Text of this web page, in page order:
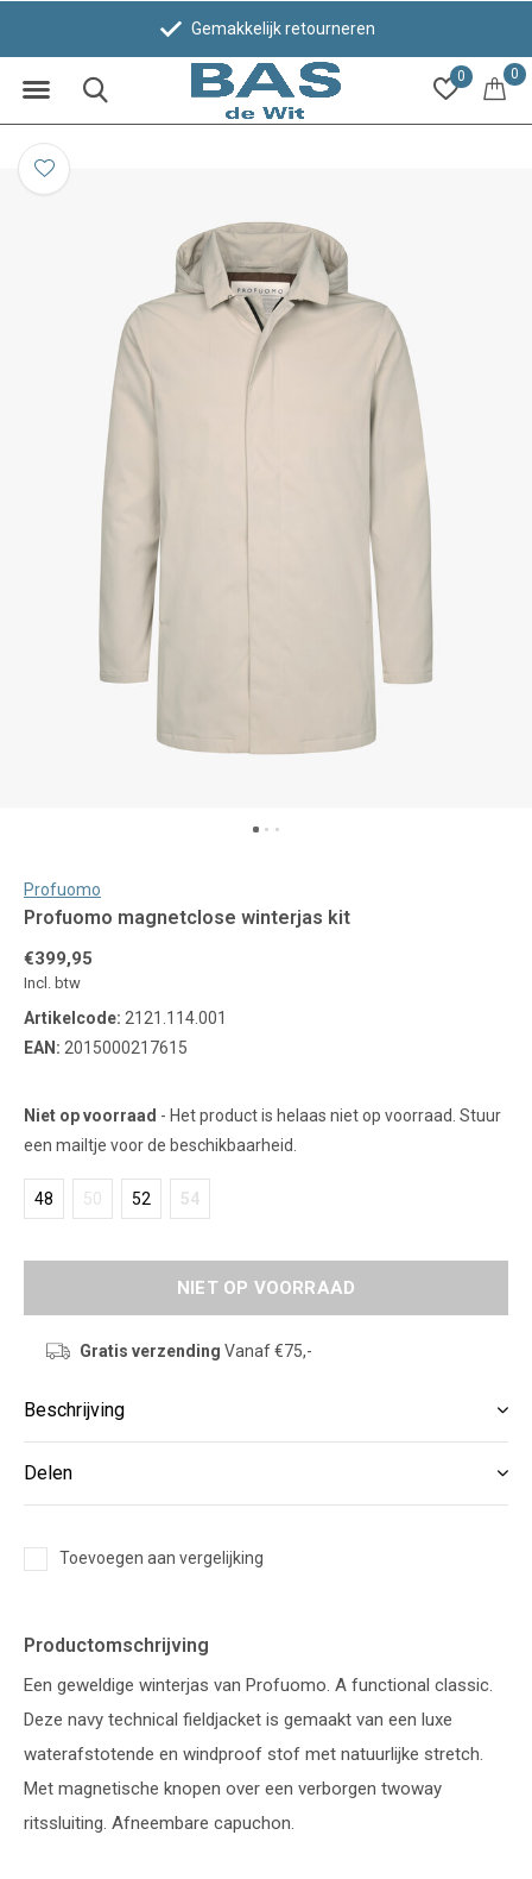
0 0
Gemakkelijk retourneren
Profuomo
Profuomo magnetclose winterjas kit
€399,95
Incl. btw
Artikelcode: 2121.114.001
EAN: 2015000217615
Niet op voorraad - Het product is helaas niet op voorraad. Stuur
een mailtje voor de beschikbaarheid.
48 50 52 54
NIET OP VOORRAAD
Gratis verzending Vanaf €75,-
Beschrijving
Delen
Toevoegen aan vergelijking
Productomschrijving
Een geweldige winterjas van Profuomo. A functional classic.
Deze navy technical fieldjacket is gemaakt van een luxe
waterafstotende en windproof stof met natuurlijke stretch.
Met magnetische knopen over een verborgen twoway
ritssluiting. Afneembare capuchon.